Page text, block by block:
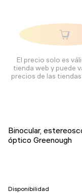
El precio solo es
tienda web y puede
precios de las
Binocular,
óptico Greenough
Disponibilidad